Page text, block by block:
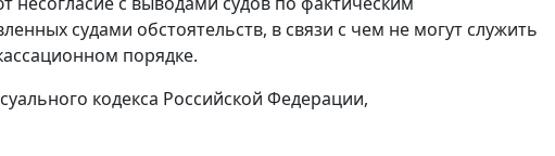
судами обстоятельств, в связи с чем не могут служить
порядке.
кодекса Российской Федерации,